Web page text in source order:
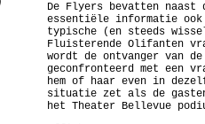
De Flyers bevatten naast
essentiële informatie ook
typische (en steeds
Fluisterende Olifanten
wordt de ontvanger van
geconfronteerd met een
hem of haar even in
situatie zet als de
het Theater Bellevue